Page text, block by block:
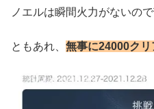
ノエルは瞬間火力がないの
ともあれ、 無事に24000ク